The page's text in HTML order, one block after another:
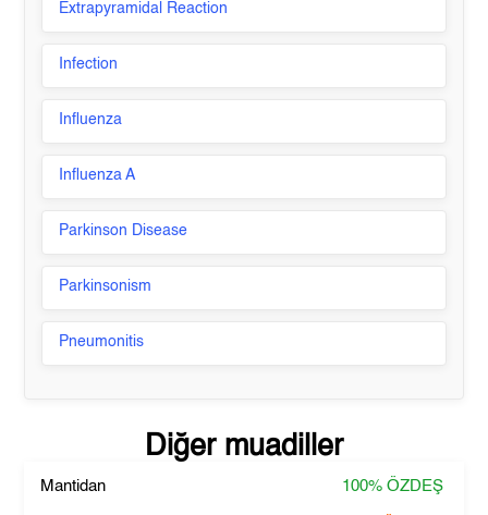
Extrapyramidal Reaction
Infection
Influenza
Influenza A
Parkinson Disease
Parkinsonism
Pneumonitis
Diğer muadiller
Mantidan 100% ÖZDEŞ